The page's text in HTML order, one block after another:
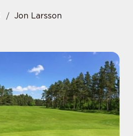
Jon Larsson